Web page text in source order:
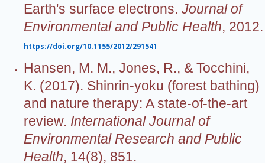
Earth's surface electrons. Journal of
Environmental and Public Health, 2012.
https://doi.org/10.1155/2012/291541
Hansen, M. M., Jones, R., & Tocchini,
K. (2017). Shinrin-yoku (forest bathing)
and nature therapy: A state-of-the-art
review. International Journal of
Environmental Research and Public
Health, 14(8), 851.